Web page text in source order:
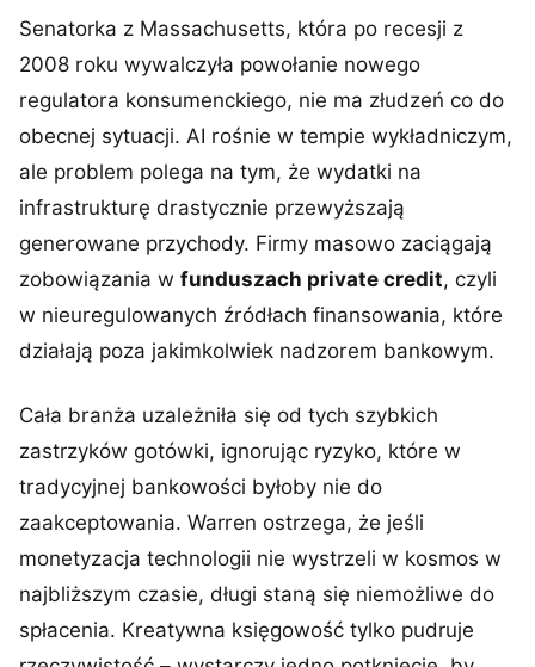
Senatorka z Massachusetts, która po recesji z
2008 roku wywalczyła powołanie nowego
regulatora konsumenckiego, nie ma złudzeń co do
obecnej sytuacji. AI rośnie w tempie wykładniczym,
ale problem polega na tym, że wydatki na
infrastrukturę drastycznie przewyższają
generowane przychody. Firmy masowo zaciągają
zobowiązania w funduszach private credit, czyli
w nieuregulowanych źródłach finansowania, które
działają poza jakimkolwiek nadzorem bankowym.
Cała branża uzależniła się od tych szybkich
zastrzyków gotówki, ignorując ryzyko, które w
tradycyjnej bankowości byłoby nie do
zaakceptowania. Warren ostrzega, że jeśli
monetyzacja technologii nie wystrzeli w kosmos w
najbliższym czasie, długi staną się niemożliwe do
spłacenia. Kreatywna księgowość tylko pudruje